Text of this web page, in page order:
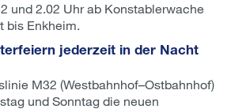
und 2.02 Uhr ab Konstablerwache
bis Enkheim.
jederzeit in der Nacht
M32 (Westbahnhof–Ostbahnhof)
und Sonntag die neuen